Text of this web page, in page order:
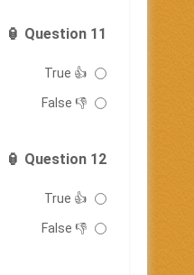
Question 11 🏮
👍 True
👎 False
Question 12 🏮
👍 True
👎 False